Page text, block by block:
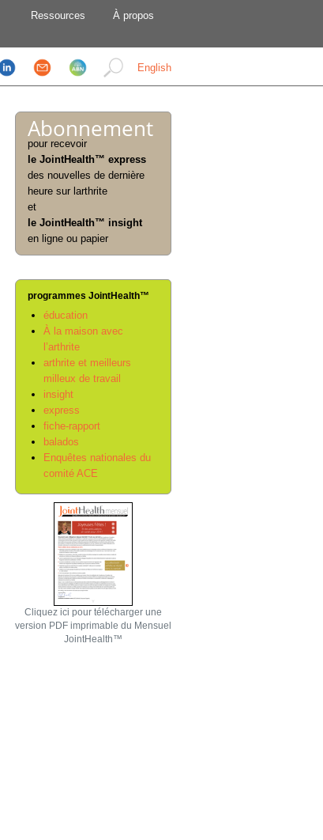
Ressources À propos
English
Abonnement
pour recevoir
le JointHealth™ express
des nouvelles de dernière
heure sur larthrite
et
le JointHealth™ insight
en ligne ou papier
programmes JointHealth™
éducation
À la maison avec
l’arthrite
arthrite et meilleurs
milleux de travail
insight
express
fiche-rapport
balados
Enquêtes nationales du
comité ACE
Cliquez ici pour télécharger une
version PDF imprimable du Mensuel
JointHealth™